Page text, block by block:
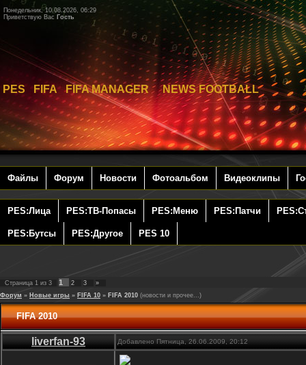
Понедельник, 10.08.2026, 06:29
Приветствую Вас Гость
PES FIFA FIFA MANAGER NEWS FOOTBALL
Файлы Форум Новости Фотоальбом Видеоклипы
PES:Лица PES:ТВ-Попасы PES:Меню PES:Патчи
PES:Бутсы PES:Другое PES 10
Страница 1 из 3 1 2 3
»
Форум » Новые игры » FIFA 10 » FIFA 2010 (новости и прочее...)
FIFA 2010
liverfan-93 Добавлено Пятница, 26.06.2009, 20:12